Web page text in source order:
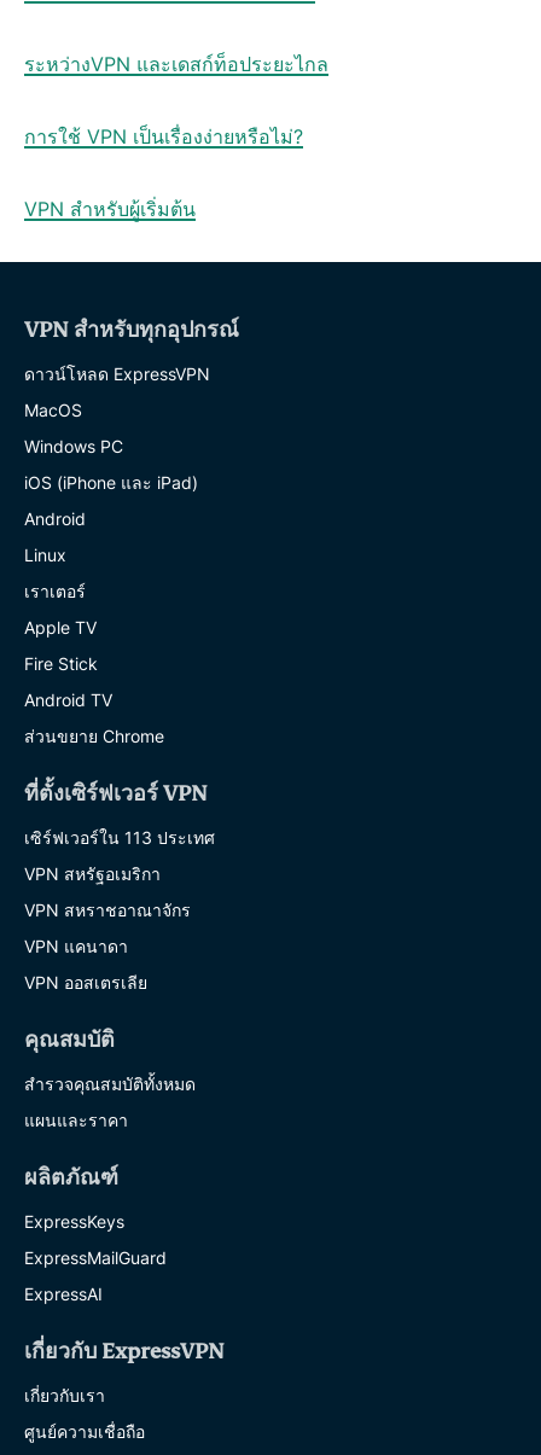
ระหว่างVPN และเดสก์ท็อประยะไกล
การใช้ VPN เป็นเรื่องง่ายหรือไม่?
VPN สำหรับผู้เริ่มต้น
VPN สำหรับทุกอุปกรณ์
ดาวน์โหลด ExpressVPN
MacOS
Windows PC
iOS (iPhone และ iPad)
Android
Linux
เราเตอร์
Apple TV
Fire Stick
Android TV
ส่วนขยาย Chrome
ที่ตั้งเซิร์ฟเวอร์ VPN
เซิร์ฟเวอร์ใน 113 ประเทศ
VPN สหรัฐอเมริกา
VPN สหราชอาณาจักร
VPN แคนาดา
VPN ออสเตรเลีย
คุณสมบัติ
สำรวจคุณสมบัติทั้งหมด
แผนและราคา
ผลิตภัณฑ์
ExpressKeys
ExpressMailGuard
ExpressAI
เกี่ยวกับ ExpressVPN
เกี่ยวกับเรา
ศูนย์ความเชื่อถือ